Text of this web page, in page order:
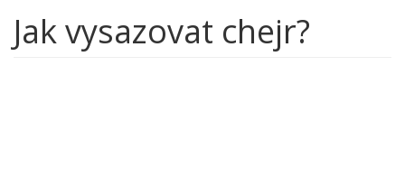
Jak vysazovat chejr?